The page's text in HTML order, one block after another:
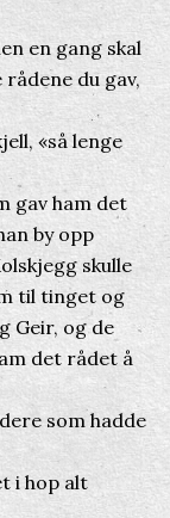
en gang skal
du gav,
«så lenge
gav ham det
by opp
skulle
til tinget og
Geir, og de
det rådet å
som hadde
i hop alt